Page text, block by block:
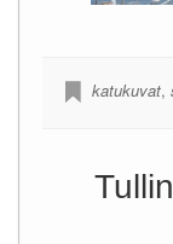
katukuvat,